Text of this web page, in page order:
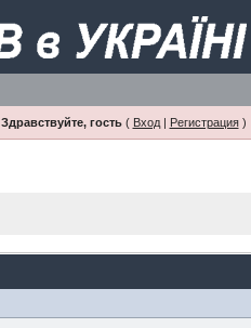
Здравствуйте, гость( Вход| Регистрация)